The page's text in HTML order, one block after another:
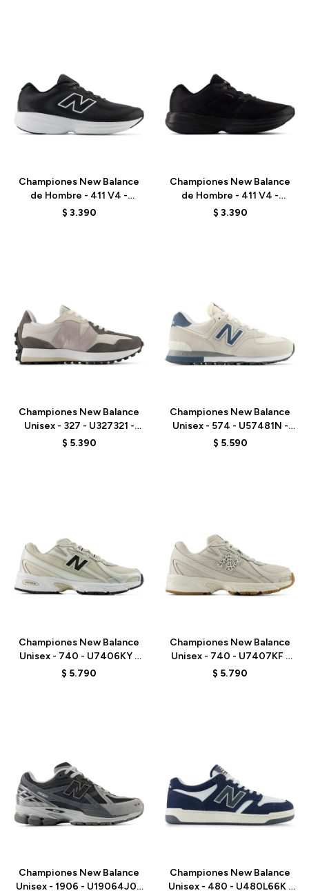
Championes New Balance
de Hombre - 411 V4 -
M4114SQ - BLACK
$ 3.390
Championes New Balance
de Hombre - 411 V4 -
M4115VI - BLACK
$ 3.390
Championes New Balance
Unisex - 327 - U327321 -
GREY
$ 5.390
Championes New Balance
Unisex - 574 - U57481N -
GREY/BLUE
$ 5.590
Championes New Balance
Unisex - 740 - U7406KY -
GREY/BEIGE
$ 5.790
Championes New Balance
Unisex - 740 - U7407KF -
GREY
$ 5.790
Championes New Balance
Unisex - 1906 - U19064J0 -
Championes New Balance
Unisex - 480 - U480L66K -